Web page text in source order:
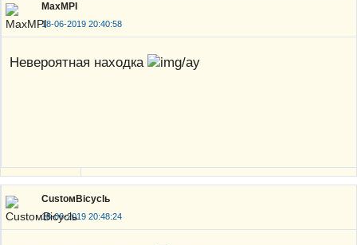
MaxMPI
18-06-2019 20:40:58
Невероятная находка
CustoмBicyclь
18-06-2019 20:48:24